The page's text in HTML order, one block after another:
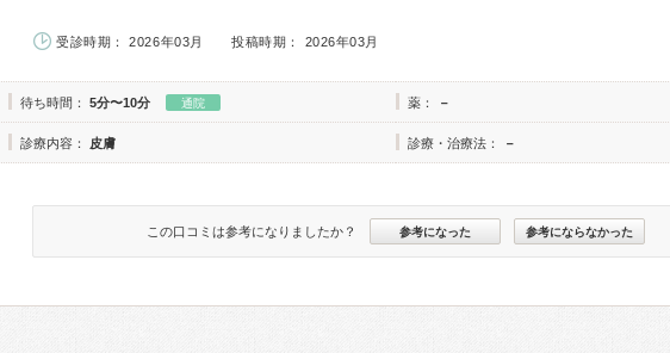
受診時期： 2026年03月 投稿時期： 2026年03月
待ち時間： 5分〜10分 通院 薬： －
診療内容： 皮膚 診療・治療法： －
この口コミは参考になりましたか？ 参考になった 参考にならなかった